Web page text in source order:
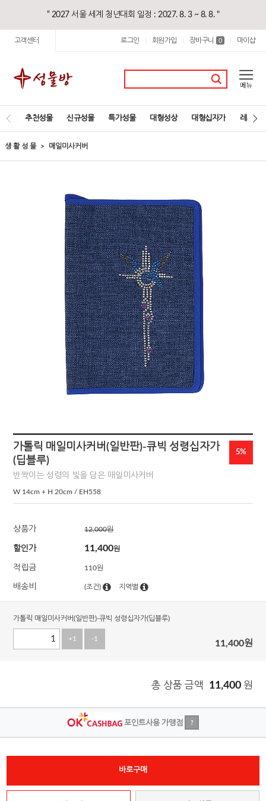
“ 2027 서울 세계 청년대회 일정 : 2027. 8. 3 ~ 8. 8. "
고객센터 로그인 회원가입 장바구니 0 마이샵
추천성물 신규성물 특가성물 대형성상 대형십자가 레지오
생 활 성 물 매일미사커버
가톨릭 매일미사커버(일반판)-큐빅 성령십자가
(딥블루)
반짝이는 성령의 빛을 담은 매일미사커버
W 14cm + H 20cm / EH558
5%
상품가 12,000원
할인가 11,400원
적립금 110원
배송비 (조건) 지역별
가톨릭 매일미사커버(일반판)-큐빅 성령십자가(딥블루)
+1 -1 11,400원
총 상품 금액 11,400 원
포인트사용 가맹점 ?
바로구매